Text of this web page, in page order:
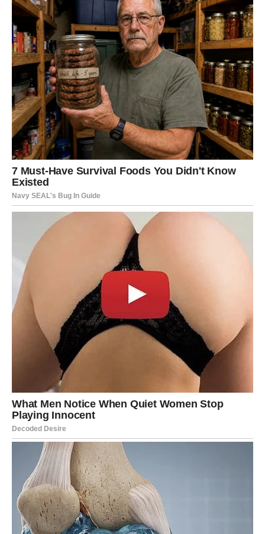
Ravnomjerno rasporedite smjesu koristeći lopaticu ili
stražnju stranu žlice.
Pazite da smjesa prekrije cijelu podlogu, ali da ne
prelazi rubove posude.
Savjet:Ako primijetite da je smjesa previše tekuća,
možete je lagano promiješati da postigne
konzistenciju sličnu gustoj kremi.
Pečenje u Mikrovalnoj Pećnici
1. Postavljanje u Mikrovalnu
Nakon što ste pripremili podlogu i izlijali kremastu
smjesu, vrijeme je za pečenje.
Stavite posudu u mikrovalnu pećnicu na najjaču
Postavite vrijeme pečenja na otprilike 5 do 6 minuta.
Napomena: Vrijeme pečenja može varirati ovisno o
jačini vaše mikrovalne pećnice, stoga pratite kolač
tijekom pečenja kako bi se izbjeglo prekuhavanje.
2. Hlađenje Kolača
Kada je kolač gotov, izvadite ga iz mikrovalne pećnice i
pustite da se ohladi na sobnoj temperaturi.
Nakon što se ohladi, prebacite ga u hladnjak na
nekoliko sati.
Hlađenje u hladnjaku omogućava da se kolač dodatno
stvrdne i da se okusi prožmu, što rezultira savršenom